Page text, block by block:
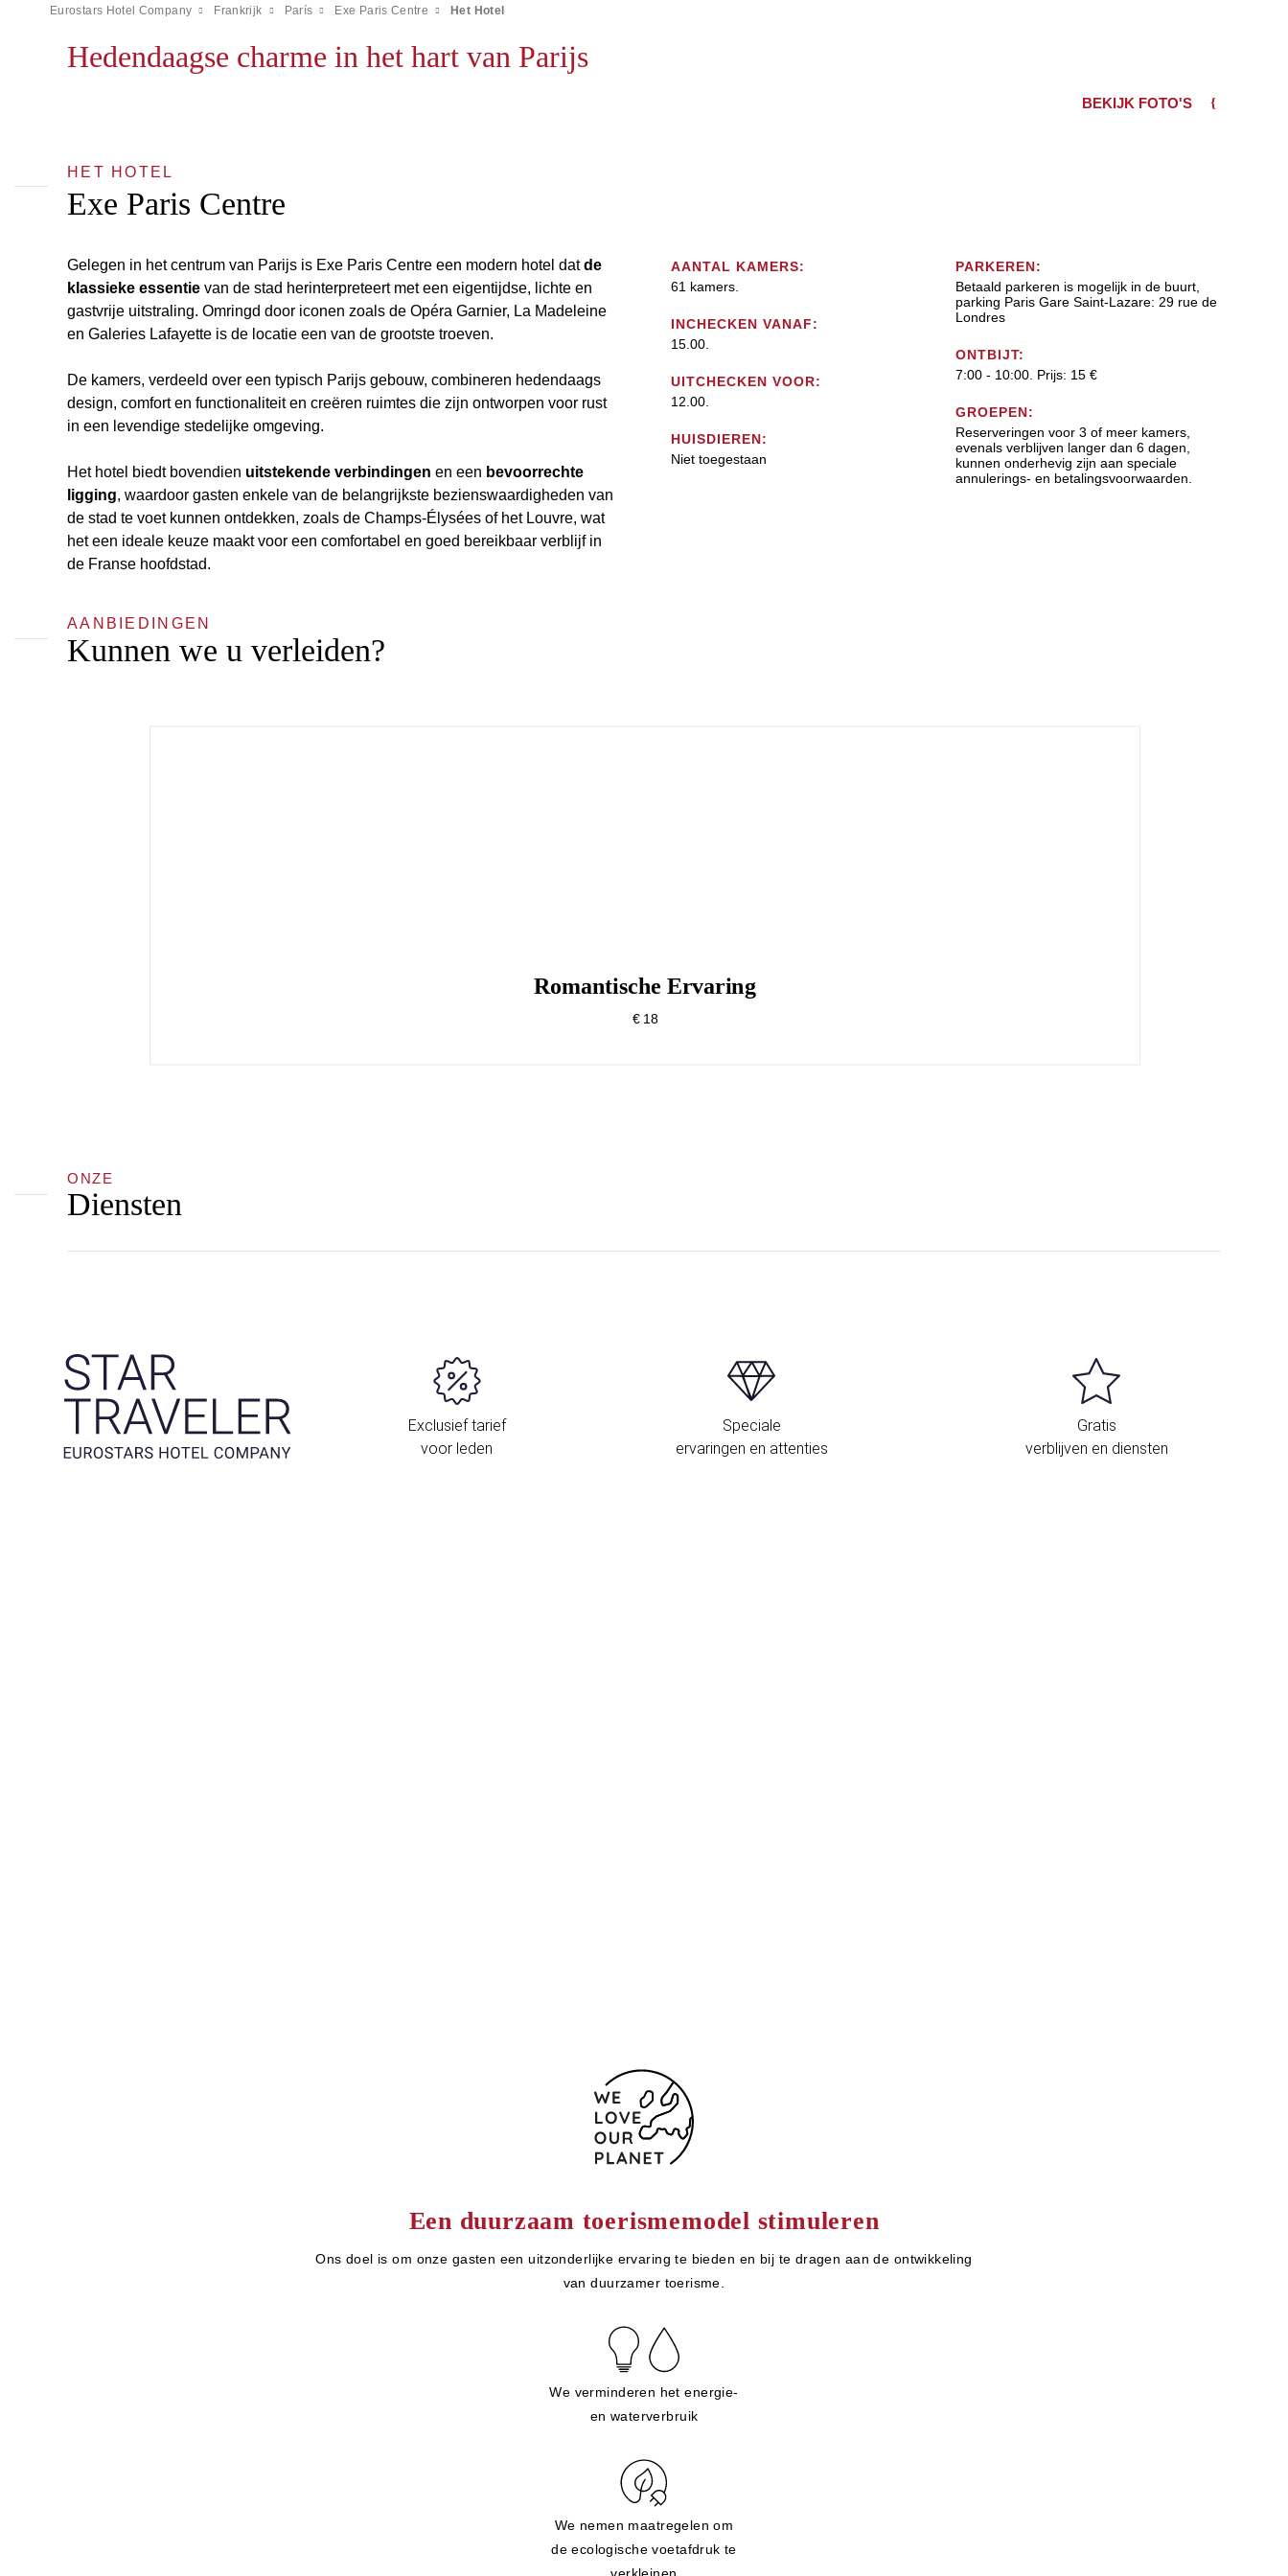
Eurostars Hotel Company Frankrijk París Exe Paris Centre Het Hotel
Hedendaagse charme in het hart van Parijs
BEKIJK FOTO'S
HET HOTEL
Exe Paris Centre
Gelegen in het centrum van Parijs is Exe Paris Centre een modern hotel datde
klassieke essentie van de stad herinterpreteert met een eigentijdse, lichte en
gastvrije uitstraling. Omringd door iconen zoals de Opéra Garnier, La Madeleine
en Galeries Lafayette is de locatie een van de grootste troeven.
De kamers, verdeeld over een typisch Parijs gebouw, combineren hedendaags
design, comfort en functionaliteit en creëren ruimtes die zijn ontworpen voor rust
in een levendige stedelijke omgeving.
Het hotel biedt bovendien uitstekende verbindingen en een bevoorrechte
ligging, waardoor gasten enkele van de belangrijkste bezienswaardigheden van
de stad te voet kunnen ontdekken, zoals de Champs-Élysées of het Louvre, wat
het een ideale keuze maakt voor een comfortabel en goed bereikbaar verblijf in
de Franse hoofdstad.
AANTAL KAMERS:
61 kamers.
INCHECKEN VANAF:
15.00.
UITCHECKEN VOOR:
12.00.
HUISDIEREN:
Niet toegestaan
PARKEREN:
Betaald parkeren is mogelijk in de buurt,
parking Paris Gare Saint-Lazare: 29 rue de
Londres
ONTBIJT:
7:00 - 10:00. Prijs: 15 €
GROEPEN:
Reserveringen voor 3 of meer kamers,
evenals verblijven langer dan 6 dagen,
kunnen onderhevig zijn aan speciale
annulerings- en betalingsvoorwaarden.
AANBIEDINGEN
Kunnen we u verleiden?
Romantische Ervaring
€ 18
ONZE
Diensten
Exclusief tarief
voor leden
Speciale
ervaringen en attenties
Gratis
verblijven en diensten
Een duurzaam toerismemodel stimuleren
Ons doel is om onze gasten een uitzonderlijke ervaring te bieden en bij te dragen aan de ontwikkeling
van duurzamer toerisme.
We verminderen het energie-
en waterverbruik
We nemen maatregelen om
de ecologische voetafdruk te